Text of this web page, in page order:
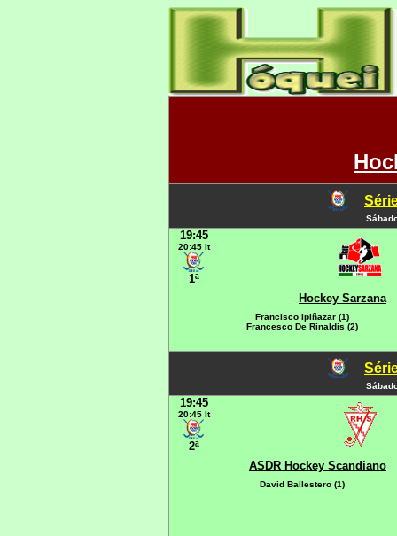
19:45
20:45 It
1ª
Hockey Sarzana
Francisco Ipiñazar (1)
Francesco De Rinaldis (2)
19:45
20:45 It
2ª
ASDR Hockey Scandiano
David Ballestero (1)